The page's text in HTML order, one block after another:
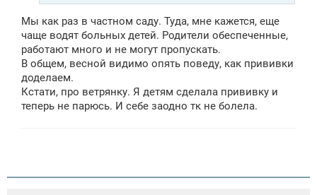
Мы как раз в частном саду. Туда, мне кажется, еще
чаще водят больных детей. Родители обеспеченные,
работают много и не могут пропускать.
В общем, весной видимо опять поведу, как прививки
доделаем.
Кстати, про ветрянку. Я детям сделала прививку и
теперь не парюсь. И себе заодно тк не болела.